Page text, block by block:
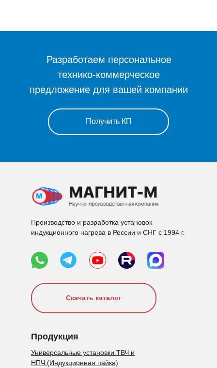
Разработаем персональное
технико-коммерческое
предложение для вашей компании
Получить КП
Производство и разработка установок
индукционного нагрева в России и СНГ с 1994 г.
Скачать каталог
Продукция
Универсальные установки ТВЧ и
НПЧ (Индукционная пайка)